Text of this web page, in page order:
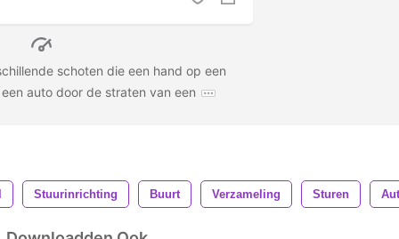
schoten die een hand op een
auto door de straten van een
Stuurinrichting Buurt Verzameling Sturen